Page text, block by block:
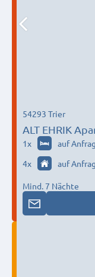
ALT EHRIK
54293 Trier
1x auf
4x auf
Mind. 7 Nächte